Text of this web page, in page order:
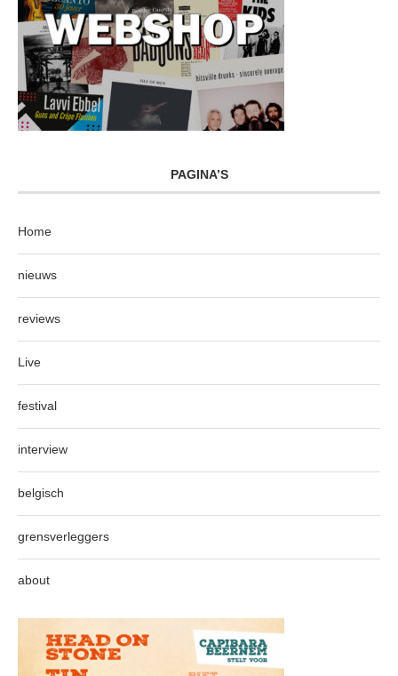
PAGINA’S
Home
nieuws
reviews
Live
festival
interview
belgisch
grensverleggers
about